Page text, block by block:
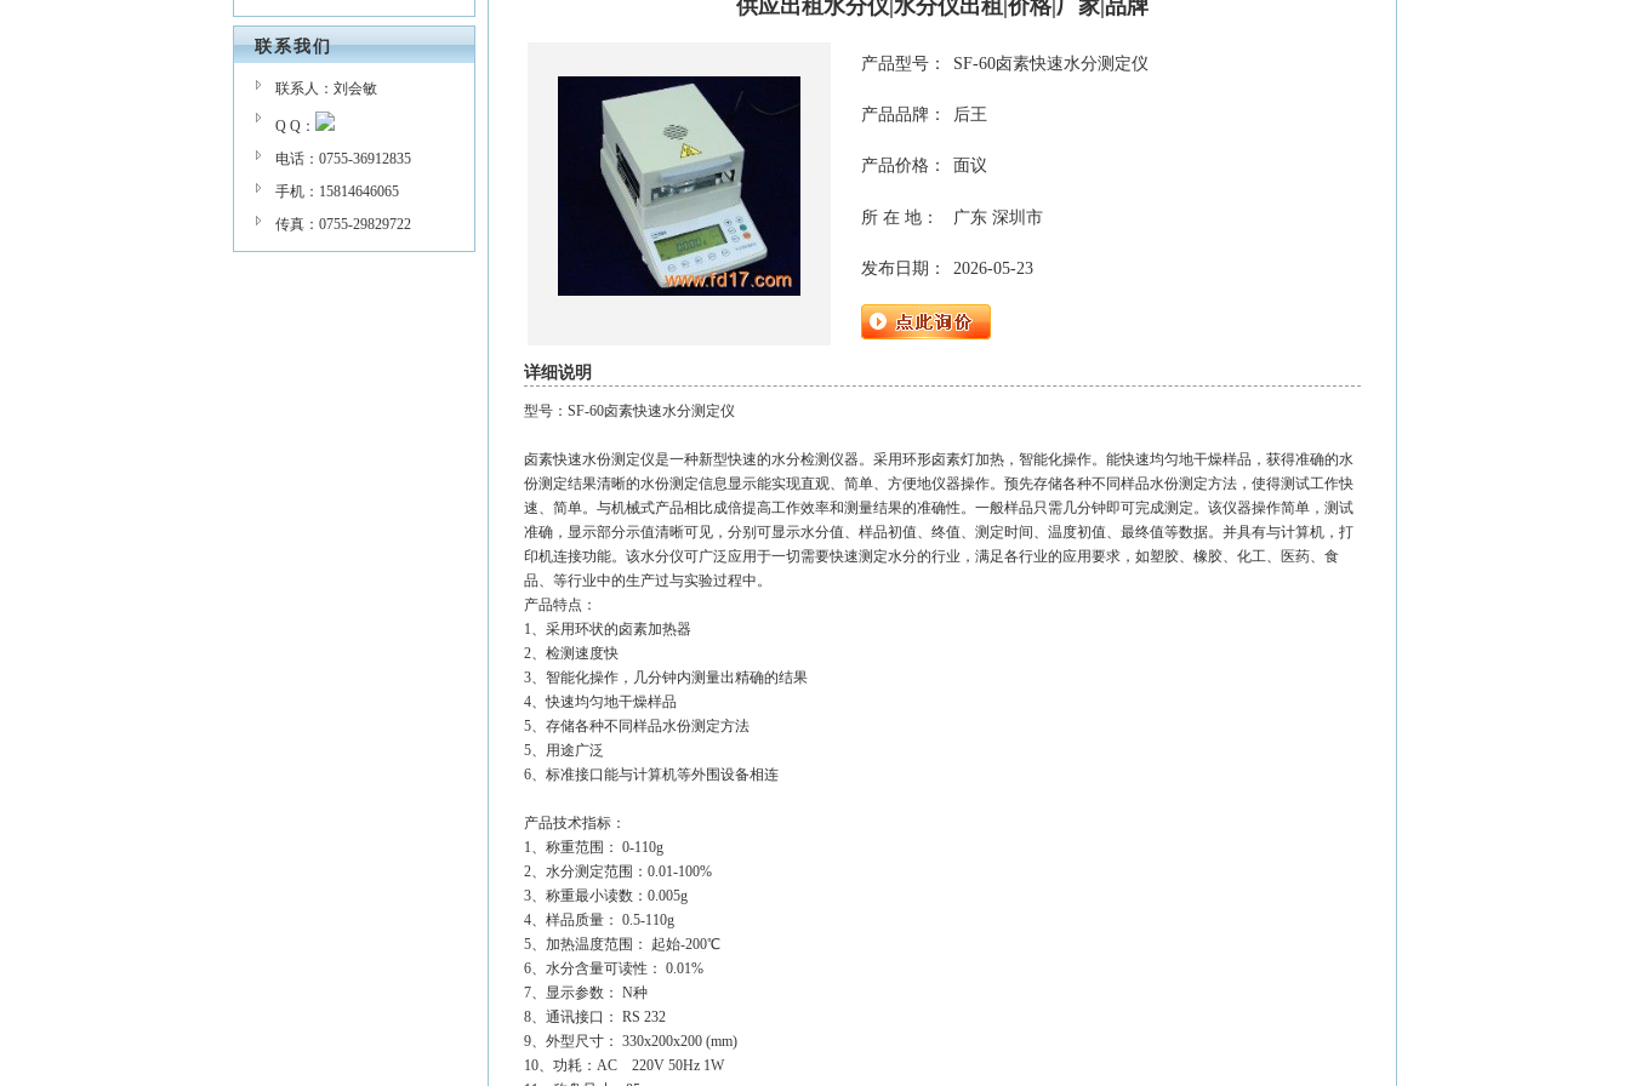
联系我们
联系人：刘会敏
Q Q：
电话：0755-36912835
手机：15814646065
传真：0755-29829722
供应出租水分仪|水分仪出租|价格|厂家|品牌
产品型号： SF-60卤素快速水分测定仪
产品品牌： 后王
产品价格： 面议
所 在 地： 广东 深圳市
发布日期： 2026-05-23
详细说明
型号：SF-60卤素快速水分测定仪
卤素快速水份测定仪是一种新型快速的水分检测仪器。采用环形卤素灯加热，智能化操作。能快速均匀地干燥样品，获得准确的水
份测定结果清晰的水份测定信息显示能实现直观、简单、方便地仪器操作。预先存储各种不同样品水份测定方法，使得测试工作快
速、简单。与机械式产品相比成倍提高工作效率和测量结果的准确性。一般样品只需几分钟即可完成测定。该仪器操作简单，测试
准确，显示部分示值清晰可见，分别可显示水分值、样品初值、终值、测定时间、温度初值、最终值等数据。并具有与计算机，打
印机连接功能。该水分仪可广泛应用于一切需要快速测定水分的行业，满足各行业的应用要求，如塑胶、橡胶、化工、医药、食
品、等行业中的生产过与实验过程中。
产品特点：
1、采用环状的卤素加热器
2、检测速度快
3、智能化操作，几分钟内测量出精确的结果
4、快速均匀地干燥样品
5、存储各种不同样品水份测定方法
5、用途广泛
6、标准接口能与计算机等外围设备相连
产品技术指标：
1、称重范围： 0-110g
2、水分测定范围：0.01-100%
3、称重最小读数：0.005g
4、样品质量： 0.5-110g
5、加热温度范围： 起始-200℃
6、水分含量可读性： 0.01%
7、显示参数： N种
8、通讯接口： RS 232
9、外型尺寸： 330x200x200 (mm)
10、功耗：AC 220V 50Hz 1W